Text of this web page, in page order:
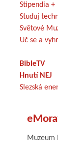
Stipendia +
Studuj
Světové
Uč se a
BibleTV
Hnutí NEJ
Slezská
Muzeum